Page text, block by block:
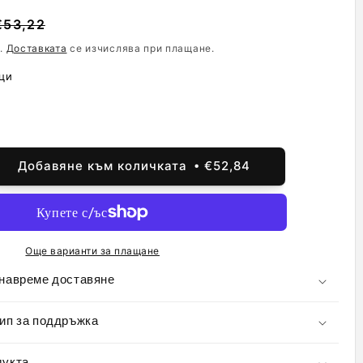
Доставката се изчислява при плащане.
Добавяне към количката €52,84
Още варианти за плащане
доставяне
за поддръжка